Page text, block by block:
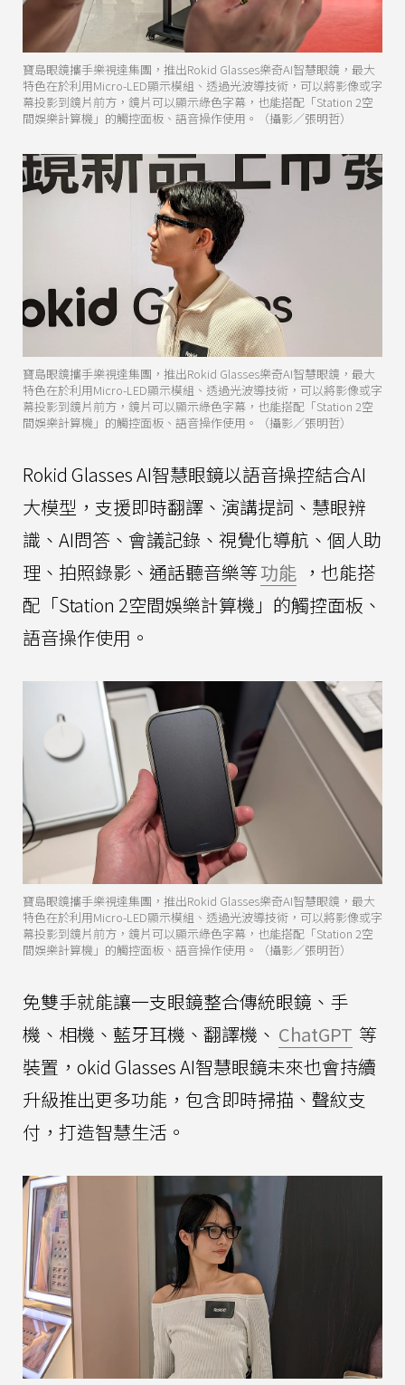
寶島眼鏡攜手樂視達集團，推出Rokid Glasses樂奇AI智慧眼鏡，最大
特色在於利用Micro-LED顯示模組、透過光波導技術，可以將影像或字
幕投影到鏡片前方，鏡片可以顯示綠色字幕，也能搭配「Station 2空
間娛樂計算機」的觸控面板、語音操作使用。（攝影／張明哲）
寶島眼鏡攜手樂視達集團，推出Rokid Glasses樂奇AI智慧眼鏡，最大
特色在於利用Micro-LED顯示模組、透過光波導技術，可以將影像或字
幕投影到鏡片前方，鏡片可以顯示綠色字幕，也能搭配「Station 2空
間娛樂計算機」的觸控面板、語音操作使用。（攝影／張明哲）
Rokid Glasses AI智慧眼鏡以語音操控結合AI
大模型，支援即時翻譯、演講提詞、慧眼辨
識、AI問答、會議記錄、視覺化導航、個人助
理、拍照錄影、通話聽音樂等功能 ，也能搭
配「Station 2空間娛樂計算機」的觸控面板、
語音操作使用。
寶島眼鏡攜手樂視達集團，推出Rokid Glasses樂奇AI智慧眼鏡，最大
特色在於利用Micro-LED顯示模組、透過光波導技術，可以將影像或字
幕投影到鏡片前方，鏡片可以顯示綠色字幕，也能搭配「Station 2空
間娛樂計算機」的觸控面板、語音操作使用。（攝影／張明哲）
免雙手就能讓一支眼鏡整合傳統眼鏡、手
機、相機、藍牙耳機、翻譯機、 ChatGPT 等
裝置，okid Glasses AI智慧眼鏡未來也會持續
升級推出更多功能，包含即時掃描、聲紋支
付，打造智慧生活。